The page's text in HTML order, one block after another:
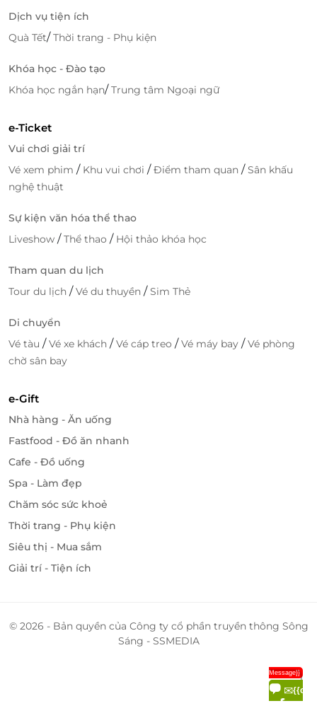
Dịch vụ tiện ích
Quà Tết/Thời trang - Phụ kiện
Khóa học - Đào tạo
Khóa học ngắn hạn/Trung tâm Ngoại ngữ
e-Ticket
Vui chơi giải trí
Vé xem phim / Khu vui chơi /Điểm tham quan /Sân khấu
nghệ thuật
Sự kiện văn hóa thể thao
Liveshow /Thể thao / Hội thảo khóa học
Tham quan du lịch
Tour du lịch /Vé du thuyền /Sim Thẻ
Di chuyển
Vé tàu /Vé xe khách /Vé cáp treo /Vé máy bay /Vé phòng
chờ sân bay
e-Gift
Nhà hàng - Ăn uống
Fastfood - Đồ ăn nhanh
Cafe - Đồ uống
Spa - Làm đẹp
Chăm sóc sức khoẻ
Thời trang - Phụ kiện
Siêu thị - Mua sắm
Giải trí - Tiện ích
© 2026 - Bản quyền của Công ty cổ phần truyền thông Sông
Sáng - SSMEDIA